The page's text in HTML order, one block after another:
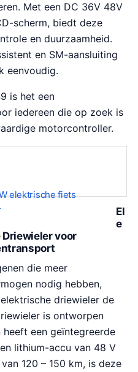
Met een DC 36V 48V
scherm, biedt deze
en duurzaamheid.
en SM-aansluiting
eenvoudig.
is het een
iedereen die op zoek is
motorcontroller.
elektrische fiets
El
e
voor
die meer
nodig hebben,
driewieler de
is ontworpen
een geïntegreerde
lithium-accu van 48 V
120 – 150 km, is deze